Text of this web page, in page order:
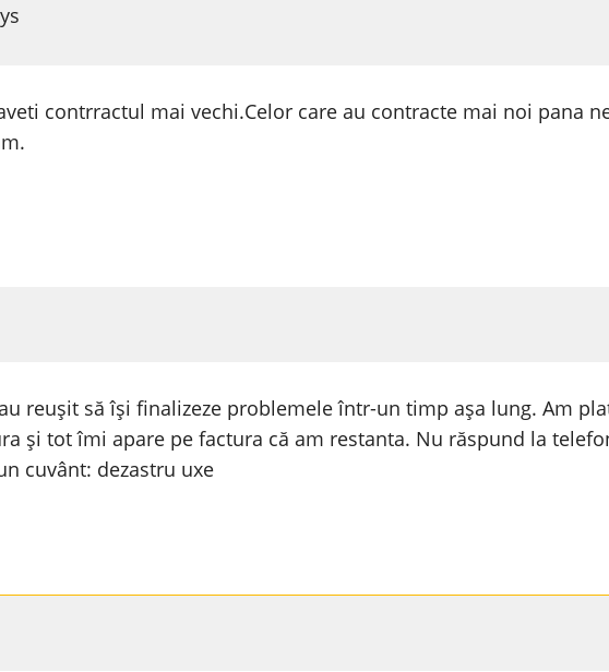
contrractul mai vechi.Celor care au contracte mai noi pana
reușit să își finalizeze problemele într-un timp așa lung. Am
și tot îmi apare pe factura că am restanta. Nu răspund la
cuvânt: dezastru uxe